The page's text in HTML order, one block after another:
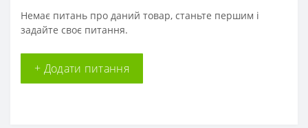
Немає питань про даний товар, станьте першим і
задайте своє питання.
+ Додати питання